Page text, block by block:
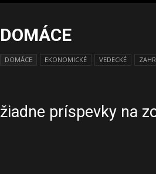
DOMÁCE
DOMÁCE EKONOMICKÉ VEDECKÉ
žiadne príspevky na